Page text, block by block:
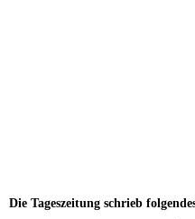
Die Tageszeitung schrieb